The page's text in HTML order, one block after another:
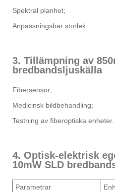
Spektral planhet;
Anpassningsbar storlek.
3. Tillämpning av
bredbandsljuskälla
Fibersensor;
Medicinsk bildbehandling;
Testning av fiberoptiska enheter.
4. Optisk-elektrisk
10mW SLD
Parametrar